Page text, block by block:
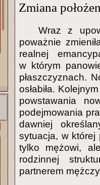
Zmiana
Wraz z
poważnie
realnej
w którym
płaszczyznach.
osłabiła.
powstawania
podejmowania
dawniej
sytuacja, w której
tylko mężowi,
rodzinnej
partnerem